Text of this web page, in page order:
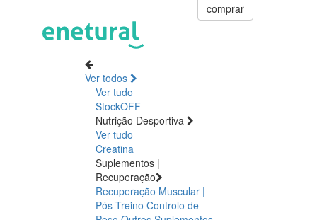
comprar
Ver todos
Ver tudo
StockOFF
Nutrição Desportiva
Ver tudo
Creatina
Suplementos |
Recuperação
Recuperação Muscular |
Pós Treino Controlo de